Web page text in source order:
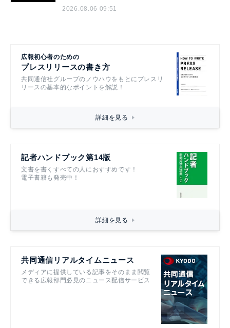
2026.08.06 09:51
広報初心者のための
プレスリリースの書き方
共同通信社グループのノウハウをもとにプレスリ
リースの基本的なポイントを解説！
詳細を見る
記者ハンドブック第14版
文書を書くすべての人におすすめです！
電子書籍も発売中！
詳細を見る
共同通信リアルタイムニュース
メディアに提供している記事をそのまま閲覧
できる広報部門必見のニュース配信サービス